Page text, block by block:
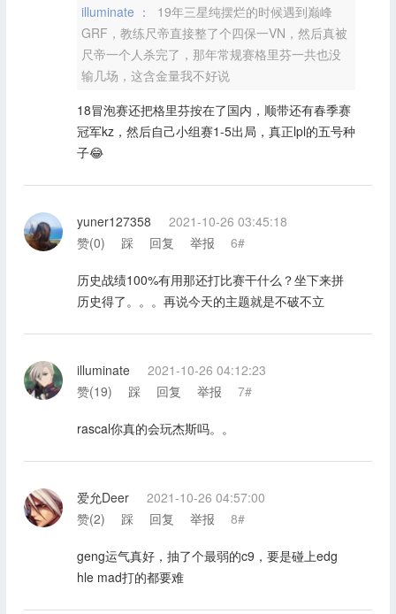
illuminate ：
19年三星纯摆烂的时候遇到巅峰
GRF，教练尺帝直接整了个四保一VN，然后真被
尺帝一个人杀完了，那年常规赛格里芬一共也没
输几场，这含金量我不好说
18冒泡赛还把格里芬按在了国内，顺带还有春季赛
冠军kz，然后自己小组赛1-5出局，真正lpl的五号种
子😂
yuner127358
2021-10-26 03:45:18
赞(0) 踩 回复 举报 6#
历史战绩100%有用那还打比赛干什么？坐下来拼
历史得了。。。再说今天的主题就是不破不立
illuminate
2021-10-26 04:12:23
赞(19) 踩 回复 举报 7#
rascal你真的会玩杰斯吗。。
爱允Deer
2021-10-26 04:57:00
赞(2) 踩 回复 举报 8#
geng运气真好，抽了个最弱的c9，要是碰上edg
hle mad打的都要难